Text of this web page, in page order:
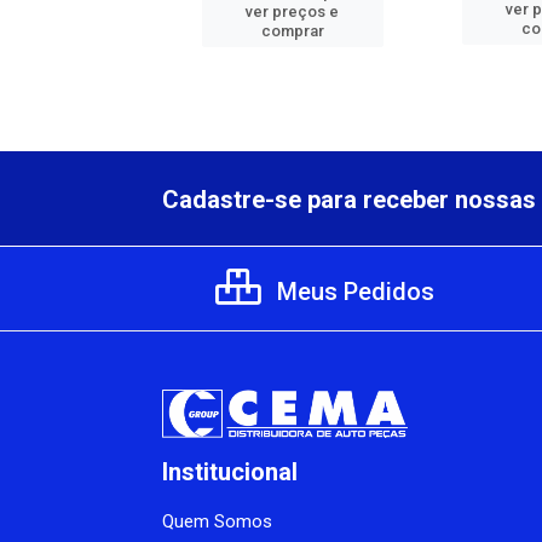
ver preços e
comprar
ver
Cadastre-se para receber
Meus Pedidos
Institucional
Quem Somos